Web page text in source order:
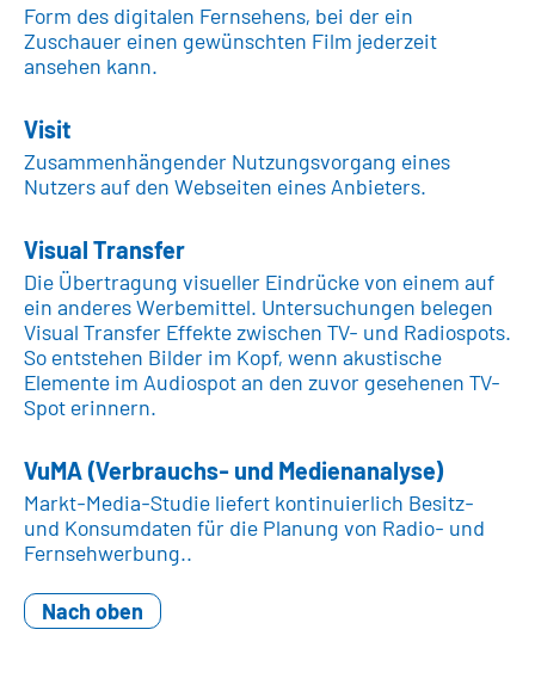
Form des digitalen Fernsehens, bei der ein
Zuschauer einen gewünschten Film jederzeit
ansehen kann.
Visit
Zusammenhängender Nutzungsvorgang eines
Nutzers auf den Webseiten eines Anbieters.
Visual Transfer
Die Übertragung visueller Eindrücke von einem auf
ein anderes Werbemittel. Untersuchungen belegen
Visual Transfer Effekte zwischen TV- und Radiospots.
So entstehen Bilder im Kopf, wenn akustische
Elemente im Audiospot an den zuvor gesehenen TV-
Spot erinnern.
VuMA (Verbrauchs- und Medienanalyse)
Markt-Media-Studie liefert kontinuierlich Besitz-
und Konsumdaten für die Planung von Radio- und
Fernsehwerbung..
Nach oben